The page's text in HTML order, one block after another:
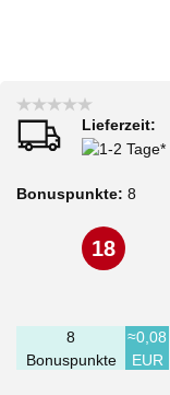
Lieferzeit:
Bonuspunkte: 8
18
8
Bonuspunkte
≈0,08
EUR